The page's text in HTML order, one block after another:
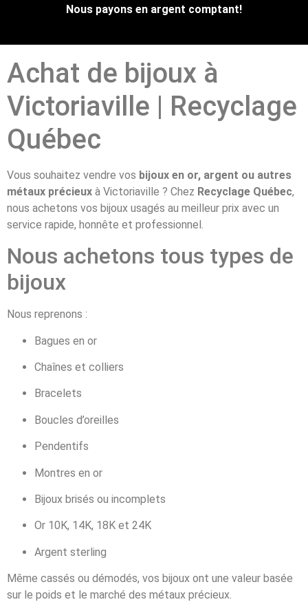
Nous payons en argent comptant!
Achat de bijoux à
Victoriaville | Recyclage
Québec
Vous souhaitez vendre vos bijoux en or, argent ou autres
métaux précieux à Victoriaville ? Chez Recyclage Québec,
nous achetons vos bijoux usagés au meilleur prix avec un
service rapide, honnête et professionnel.
Nous achetons tous types de
bijoux
Nous reprenons :
Bagues en or
Chaînes et colliers
Bracelets
Boucles d’oreilles
Pendentifs
Montres en or
Bijoux brisés ou incomplets
Or 10K, 14K, 18K et 24K
Argent sterling
Même cassés ou démodés, vos bijoux ont une valeur basée
sur le poids et le marché des métaux précieux.